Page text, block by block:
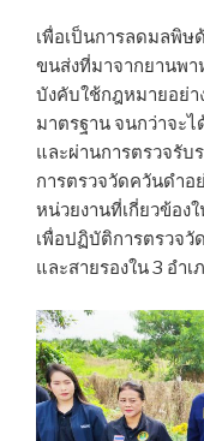
เพื่อเป็นการลดมลพิ
ขนส่งที่มาจากยานพา
บังคับใช้กฎหมายอย่า
มาตรฐาน จนกว่าจะ
และผ่านการตรวจรับ
การตรวจวัดควันดำอ
หน่วยงานที่เกี่ยวข้อง
เพื่อปฏิบัติการตรวจ
และสายรองใน 3 อำ